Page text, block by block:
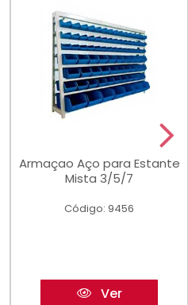
Armaçao Aço para Estante
Mista 3/5/7
Código: 9456
Ver